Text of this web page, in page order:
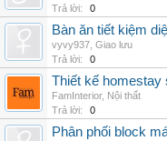
Trả lời:
0
Bàn ăn tiết kiệm
vyvy937 Giao lưu
Trả lời:
0
Thiết kế homestay
FamInterior, Nội thất
Trả lời:
0
Phân phối block